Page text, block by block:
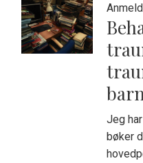
Jeg
bøker